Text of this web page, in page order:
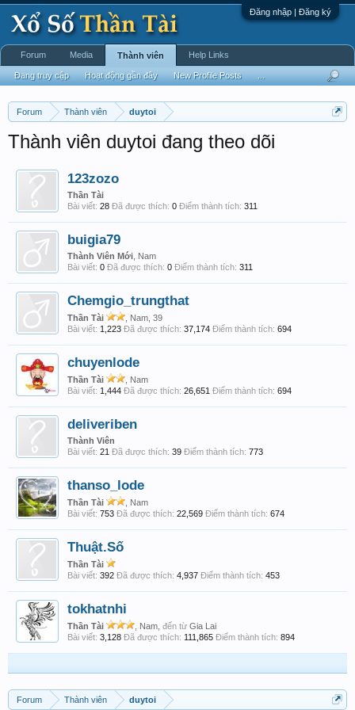
Đăng nhập | Đăng ký
Forum Thành viên duytoi
Thành viên duytoi đang theo dõi
123zozo
Thần Tài
Bài viết: 28 Đã được thích: 0 Điểm thành tích: 311
buigia79
Thành Viên Mới , Nam
Bài viết: 0 Đã được thích: 0 Điểm thành tích: 311
Chemgio_trungthat
Thần Tài
, Nam, 39
Bài viết: 1,223 Đã được thích: 37,174 Điểm thành tích: 694
chuyenlode
Thần Tài
, Nam
Bài viết: 1,444 Đã được thích: 26,651 Điểm thành tích: 694
deliveriben
Thành Viên
Bài viết: 21 Đã được thích: 39 Điểm thành tích: 773
thanso_lode
Thần Tài
, Nam
Bài viết: 753 Đã được thích: 22,569 Điểm thành tích: 674
Thuật.Số
Thần Tài
Bài viết: 392 Đã được thích: 4,937 Điểm thành tích: 453
tokhatnhi
Thần Tài , Nam, đến từ Gia Lai
Bài viết: 3,128 Đã được thích: 111,865 Điểm thành tích: 894
Forum Thành viên duytoi
Forum Media Thành viên
Đang truy cập Hoạt động gần đây New Profile Posts
Help Links